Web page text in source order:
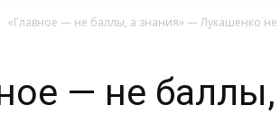
«Главное — не баллы, а знания» — Лукашенко не
— не